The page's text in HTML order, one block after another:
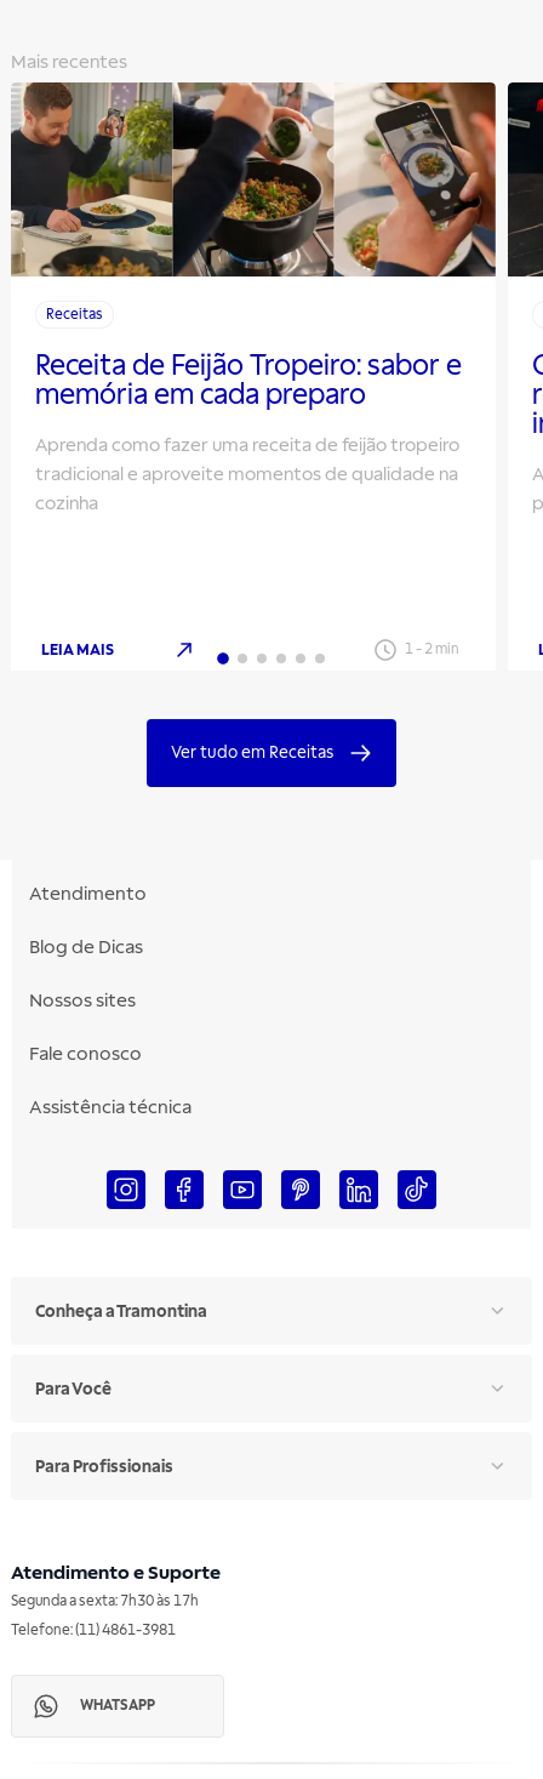
Mais recentes
Receitas
Receita de Feijão Tropeiro: sabor e
memória em cada preparo
Aprenda como fazer uma receita de feijão tropeiro
tradicional e aproveite momentos de qualidade na
cozinha
LEIA MAIS 1- 2 min
Ver tudo em Receitas
Atendimento
Blog de Dicas
Nossos sites
Fale conosco
Assistência técnica
Conheça a Tramontina
Para Você
Para Profissionais
Atendimento e Suporte
Segunda a sexta: 7h30 às 17h
Telefone: (11) 4861-3981
WHATSAPP